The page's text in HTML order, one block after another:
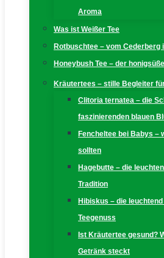
Aroma
Was ist Weißer Tee
Rotbuschtee – vom Cederberg
Honeybush Tee – der
Kräutertees – stille Begleiter
Clitoria ternatea – die
faszinierenden blauen
Fencheltee bei Babys –
sollten
Hagebutte – die
Tradition
Hibiskus – die
Teegenuss
Ist Kräutertee gesund?
Getränk steckt